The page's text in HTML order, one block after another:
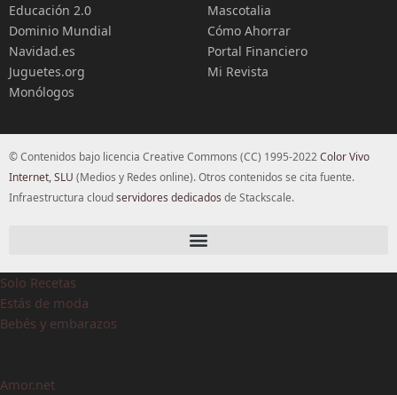
Educación 2.0
Dominio Mundial
Navidad.es
Juguetes.org
Monólogos
Mascotalia
Cómo Ahorrar
Portal Financiero
Mi Revista
© Contenidos bajo licencia Creative Commons (CC) 1995-2022Color Vivo
Internet, SLU (Medios y Redes online). Otros contenidos se cita fuente.
Infraestructura cloudservidores dedicados de Stackscale.
Solo Recetas
Estás de moda
Bebés y embarazos
Amor.net